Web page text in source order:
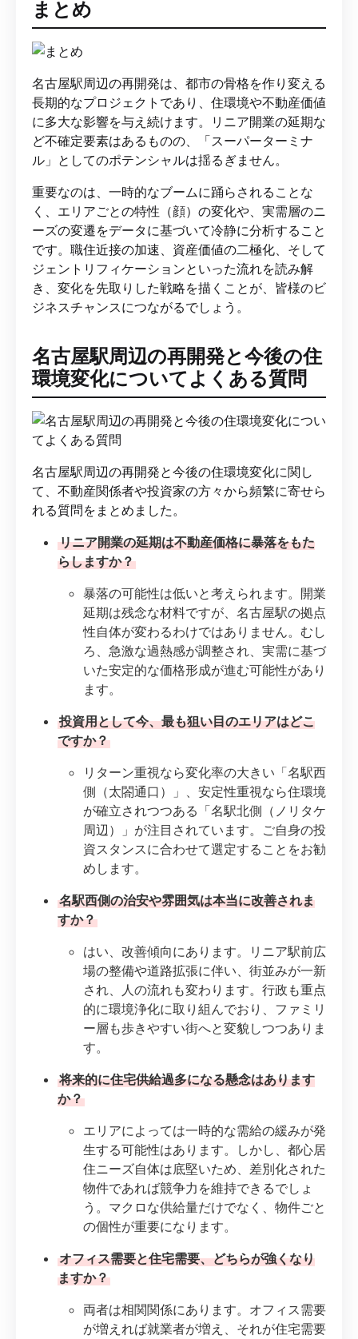
まとめ
名古屋駅周辺の再開発は、都市の骨格を作り変える
長期的なプロジェクトであり、住環境や不動産価値
に多大な影響を与え続けます。リニア開業の延期な
ど不確定要素はあるものの、「スーパーターミナ
ル」としてのポテンシャルは揺るぎません。
重要なのは、一時的なブームに踊らされることな
く、エリアごとの特性（顔）の変化や、実需層のニ
ーズの変遷をデータに基づいて冷静に分析すること
です。職住近接の加速、資産価値の二極化、そして
ジェントリフィケーションといった流れを読み解
き、変化を先取りした戦略を描くことが、皆様のビ
ジネスチャンスにつながるでしょう。
名古屋駅周辺の再開発と今後の住
環境変化についてよくある質問
名古屋駅周辺の再開発と今後の住環境変化に関し
て、不動産関係者や投資家の方々から頻繁に寄せら
れる質問をまとめました。
リニア開業の延期は不動産価格に暴落をもた
らしますか？
暴落の可能性は低いと考えられます。開業
延期は残念な材料ですが、名古屋駅の拠点
性自体が変わるわけではありません。むし
ろ、急激な過熱感が調整され、実需に基づ
いた安定的な価格形成が進む可能性があり
ます。
投資用として今、最も狙い目のエリアはどこ
ですか？
リターン重視なら変化率の大きい「名駅西
側（太閤通口）」、安定性重視なら住環境
が確立されつつある「名駅北側（ノリタケ
周辺）」が注目されています。ご自身の投
資スタンスに合わせて選定することをお勧
めします。
名駅西側の治安や雰囲気は本当に改善されま
すか？
はい、改善傾向にあります。リニア駅前広
場の整備や道路拡張に伴い、街並みが一新
され、人の流れも変わります。行政も重点
的に環境浄化に取り組んでおり、ファミリ
ー層も歩きやすい街へと変貌しつつありま
す。
将来的に住宅供給過多になる懸念はあります
か？
エリアによっては一時的な需給の緩みが発
生する可能性はあります。しかし、都心居
住ニーズ自体は底堅いため、差別化された
物件であれば競争力を維持できるでしょ
う。マクロな供給量だけでなく、物件ごと
の個性が重要になります。
オフィス需要と住宅需要、どちらが強くなり
ますか？
両者は相関関係にあります。オフィス需要
が増えれば就業者が増え、それが住宅需要